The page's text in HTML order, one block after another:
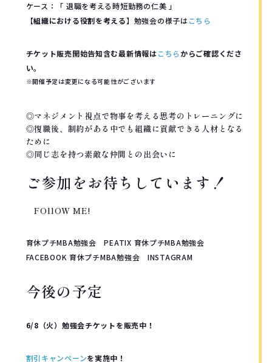
ケース：「 退職を考える時短勤務の仁美 」
【組織における役割を考える】勉強会の様子はこちら
チケット販売開始告知含む最新情報はこちらからご確認くださ
い。
※開催予定は変更になる可能性がございます
◎マネジメント視点で物事を考える思考のトレーニングに
◎復職後、制約がある中でも組織に貢献できる人材となる
ために
◎同じ志を持つ素敵な仲間との出会いに
ご参加をお待ちしています！
FOllOW ME!
育休プチMBA勉強会 PEATIX 育休プチMBA勉強会
FACEBOOK 育休プチMBA勉強会 INSTAGRAM
今後の予定
6/8（火）勉強会チケットを販売中！
割引キャンペーンを実施中！